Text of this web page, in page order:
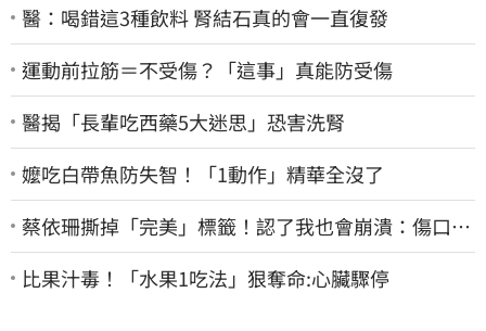
醫：喝錯這3種飲料 腎結石真的會一直復發
運動前拉筋＝不受傷？「這事」真能防受傷
醫揭「長輩吃西藥5大迷思」恐害洗腎
嬤吃白帶魚防失智！「1動作」精華全沒了
蔡依珊撕掉「完美」標籤！認了我也會崩潰：傷口終
究會癒合
比果汁毒！「水果1吃法」狠奪命:心臟驟停